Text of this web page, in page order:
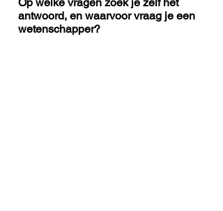
antwoord, en waarvoor vraag je een
wetenschapper?